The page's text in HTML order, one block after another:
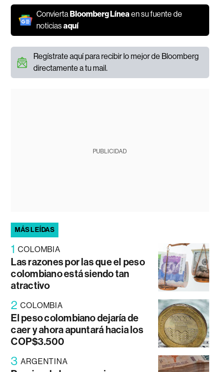
ConviertaBloomberg Líneaen su fuente de
noticiasaquí
Regístrate aquí para recibir lo mejor de Bloomberg
directamente a tu mail.
PUBLICIDAD
MÁS LEÍDAS
1 COLOMBIA
Las razones por las que el peso
colombiano está siendo tan
atractivo
2 COLOMBIA
El peso colombiano dejaría de
caer y ahora apuntará hacia los
COP$3.500
3 ARGENTINA